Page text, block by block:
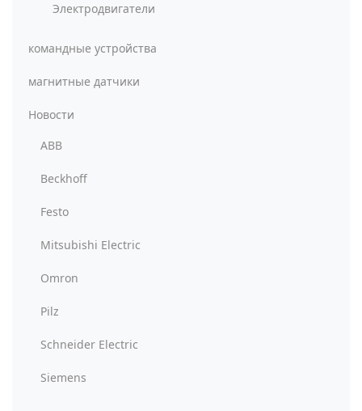
Электродвигатели
командные устройства
магнитные датчики
Новости
ABB
Beckhoff
Festo
Mitsubishi Electric
Omron
Pilz
Schneider Electric
Siemens